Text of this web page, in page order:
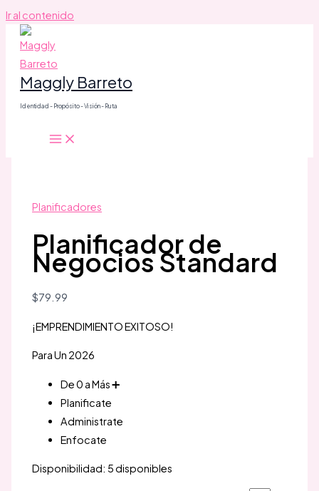
Ir al contenido
Maggly Barreto
Identidad - Propósito - Visión - Ruta
Planificadores
Planificador de
Negocios Standard
$79.99
¡EMPRENDIMIENTO EXITOSO!
Para Un 2026
De 0 a Más ➕️
Planificate
Administrate
Enfocate
Disponibilidad: 5 disponibles